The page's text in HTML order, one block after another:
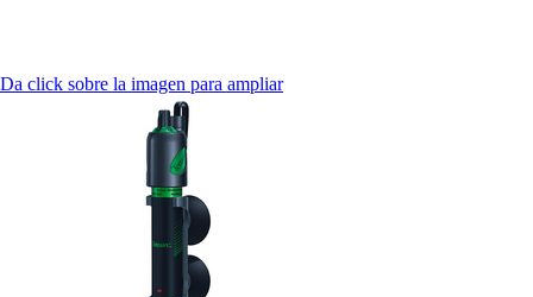
Da click sobre la imagen para ampliar